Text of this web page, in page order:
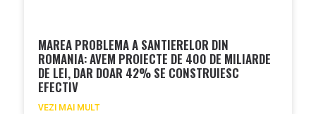
MAREA PROBLEMA A SANTIERELOR DIN
ROMANIA: AVEM PROIECTE DE 400 DE MILIARDE
DE LEI, DAR DOAR 42% SE CONSTRUIESC
EFECTIV
VEZI MAI MULT